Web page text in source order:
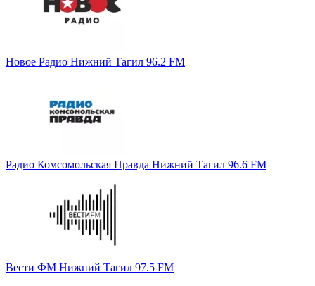
Новое Радио Нижний Тагил 96.2 FM
Радио Комсомольская Правда Нижний Тагил 96.6 FM
Вести ФМ Нижний Тагил 97.5 FM